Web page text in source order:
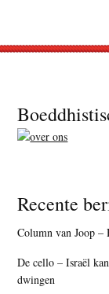
Footer
Recente
Column van Joop
De cello – Israël
dwingen